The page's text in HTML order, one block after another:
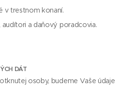
v trestnom konaní.
audítori a daňový poradcovia.
DÁT
osoby, budeme Vaše údaje